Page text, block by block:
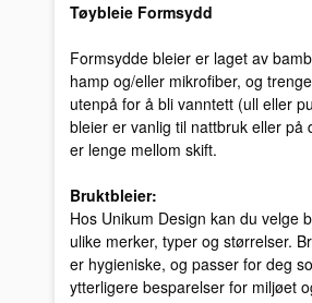
Tøybleie Formsydd
Formsydde bleier er laget av
hamp og/eller mikrofiber, og
utenpå for å bli vanntett (ull eller
bleier er vanlig til nattbruk eller på
er lenge mellom skift.
Bruktbleier:
Hos Unikum Design kan du velge
ulike merker, typer og størrelser.
er hygieniske, og passer for deg
ytterligere besparelser for miljøet